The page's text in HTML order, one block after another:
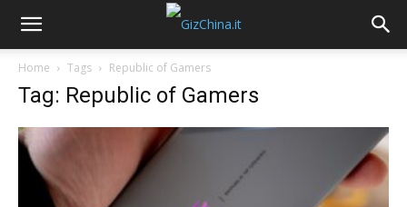
Home Tags Republic of Gamers
Tag: Republic of Gamers